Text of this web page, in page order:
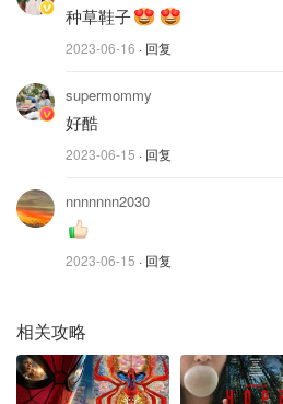
黑白棕都是我超喜欢的基础色，随
古少女氛围感✨
种草鞋子
2023-06-16 · 回复
supermommy
好酷
2023-06-15 · 回复
nnnnnnn2030
2023-06-15 · 回复
相关攻略